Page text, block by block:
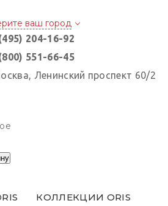
ваш город
204-16-92
551-66-45
Ленинский проспект 60/2
КОЛЛЕКЦИИ ORIS